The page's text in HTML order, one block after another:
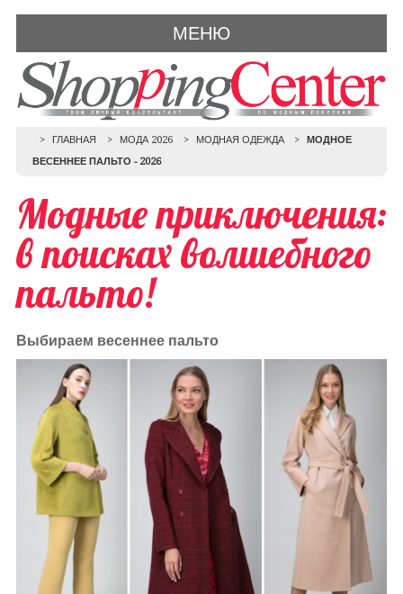
МЕНЮ
ГЛАВНАЯ МОДА 2026 МОДНАЯ ОДЕЖДА
МОДНОЕ
ВЕСЕННЕЕ ПАЛЬТО - 2026
Модные приключения:
в поисках волшебного
пальто!
Выбираем весеннее пальто